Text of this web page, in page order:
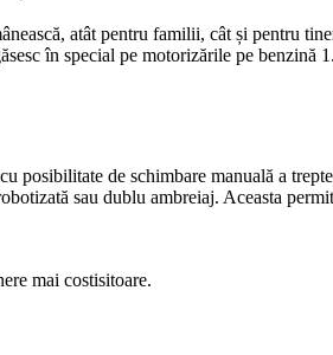
atât pentru familii, cât și pentru
în special pe motorizările pe
de schimbare manuală a
sau dublu ambreiaj. Aceasta
mai costisitoare.